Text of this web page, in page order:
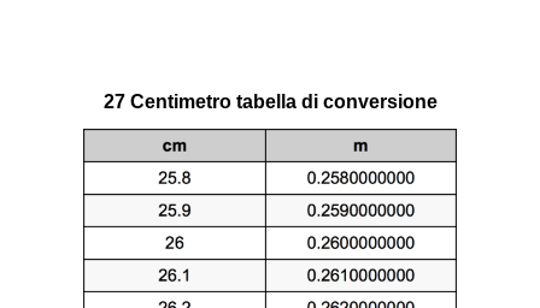
27 Centimetro tabella di conversione